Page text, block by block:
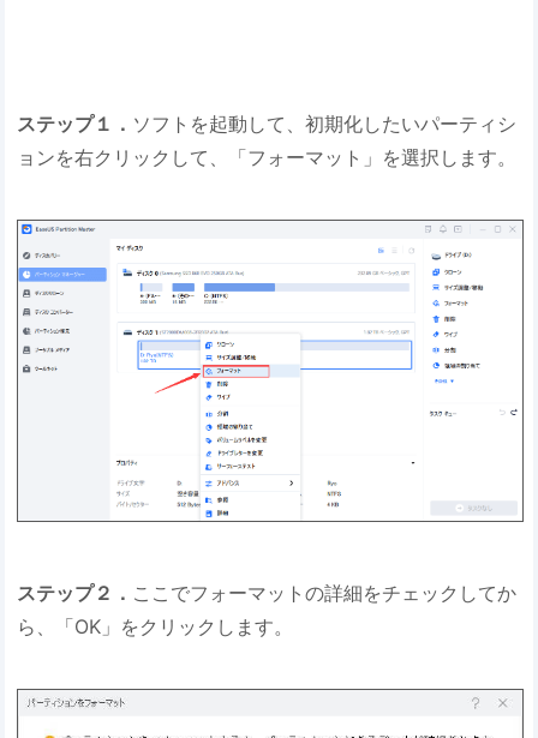
ステップ１． ソフトを起動して、初期化したいパーティシ
ョンを右クリックして、「フォーマット」を選択します。
ステップ２． ここでフォーマットの詳細をチェックしてか
ら、「OK」をクリックします。